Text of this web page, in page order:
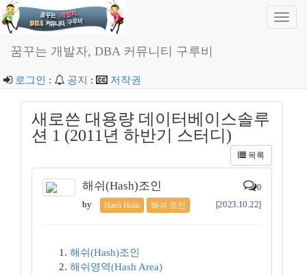
꿈꾸는 개발자, DBA 커뮤니티 구루비
로그인 : 공지 : 저작권
새로쓴 대용량 데이터베이스솔루
션 1 (2011년 하반기 스터디)
목록
해쉬(Hash)조인 0
by Hash Hoin 해쉬 조인 [2023.10.22]
해쉬(Hash)조인
해쉬영역(Hash Area)